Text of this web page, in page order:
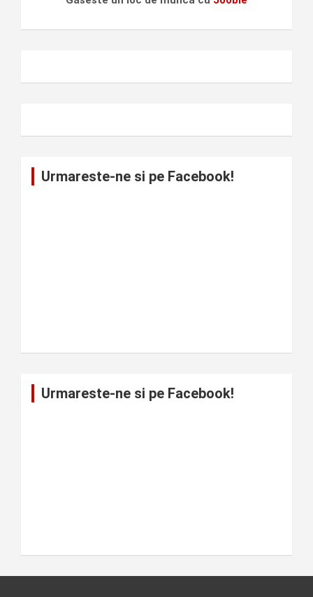
Urmareste-ne si pe Facebook!
Urmareste-ne si pe Facebook!